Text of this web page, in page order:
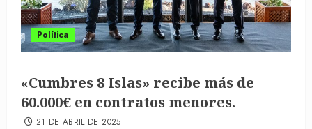
Política
«Cumbres 8 Islas» recibe más de
60.000€ en contratos menores.
21 DE ABRIL DE 2025